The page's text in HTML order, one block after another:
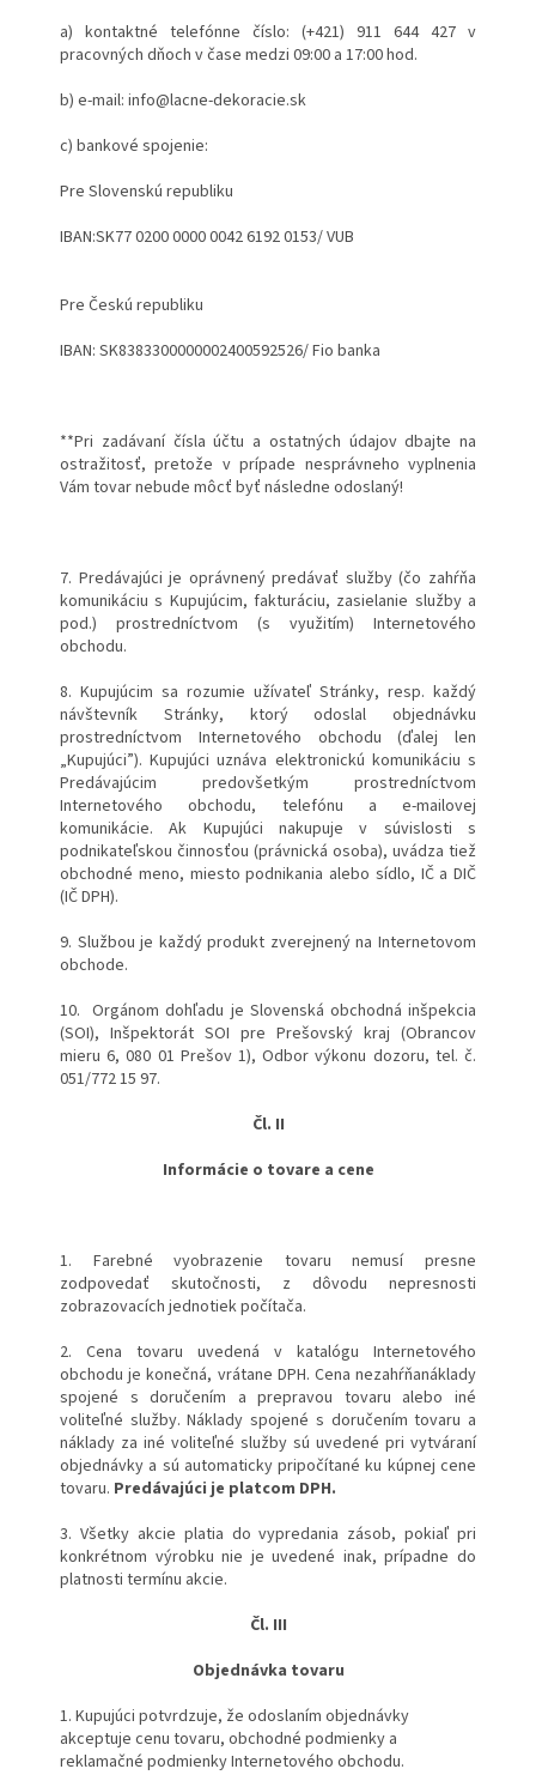
a) kontaktné telefónne číslo: (+421) 911 644 427 v
pracovných dňoch v čase medzi 09:00 a 17:00 hod.
b) e-mail: info@lacne-dekoracie.sk
c) bankové spojenie:
Pre Slovenskú republiku
IBAN:SK77 0200 0000 0042 6192 0153/ VUB
Pre Českú republiku
IBAN: SK8383300000002400592526/ Fio banka
**Pri zadávaní čísla účtu a ostatných údajov dbajte na
ostražitosť, pretože v prípade nesprávneho vyplnenia
Vám tovar nebude môcť byť následne odoslaný!
7. Predávajúci je oprávnený predávať služby (čo zahŕňa
komunikáciu s Kupujúcim, fakturáciu, zasielanie služby a
pod.) prostredníctvom (s využitím) Internetového
obchodu.
8. Kupujúcim sa rozumie užívateľ Stránky, resp. každý
návštevník Stránky, ktorý odoslal objednávku
prostredníctvom Internetového obchodu (ďalej len
„Kupujúci”). Kupujúci uznáva elektronickú komunikáciu s
Predávajúcim predovšetkým prostredníctvom
Internetového obchodu, telefónu a e-mailovej
komunikácie. Ak Kupujúci nakupuje v súvislosti s
podnikateľskou činnosťou (právnická osoba), uvádza tiež
obchodné meno, miesto podnikania alebo sídlo, IČ a DIČ
(IČ DPH).
9. Službou je každý produkt zverejnený na Internetovom
obchode.
10. Orgánom dohľadu je Slovenská obchodná inšpekcia
(SOI), Inšpektorát SOI pre Prešovský kraj (Obrancov
mieru 6, 080 01 Prešov 1), Odbor výkonu dozoru, tel. č.
051/772 15 97.
Čl. II
Informácie o tovare a cene
1. Farebné vyobrazenie tovaru nemusí presne
zodpovedať skutočnosti, z dôvodu nepresnosti
zobrazovacích jednotiek počítača.
2. Cena tovaru uvedená v katalógu Internetového
obchodu je konečná, vrátane DPH. Cena nezahŕňanáklady
spojené s doručením a prepravou tovaru alebo iné
voliteľné služby. Náklady spojené s doručením tovaru a
náklady za iné voliteľné služby sú uvedené pri vytváraní
objednávky a sú automaticky pripočítané ku kúpnej cene
tovaru. Predávajúci je platcom DPH.
3. Všetky akcie platia do vypredania zásob, pokiaľ pri
konkrétnom výrobku nie je uvedené inak, prípadne do
platnosti termínu akcie.
Čl. III
Objednávka tovaru
1. Kupujúci potvrdzuje, že odoslaním objednávky
akceptuje cenu tovaru, obchodné podmienky a
reklamačné podmienky Internetového obchodu.